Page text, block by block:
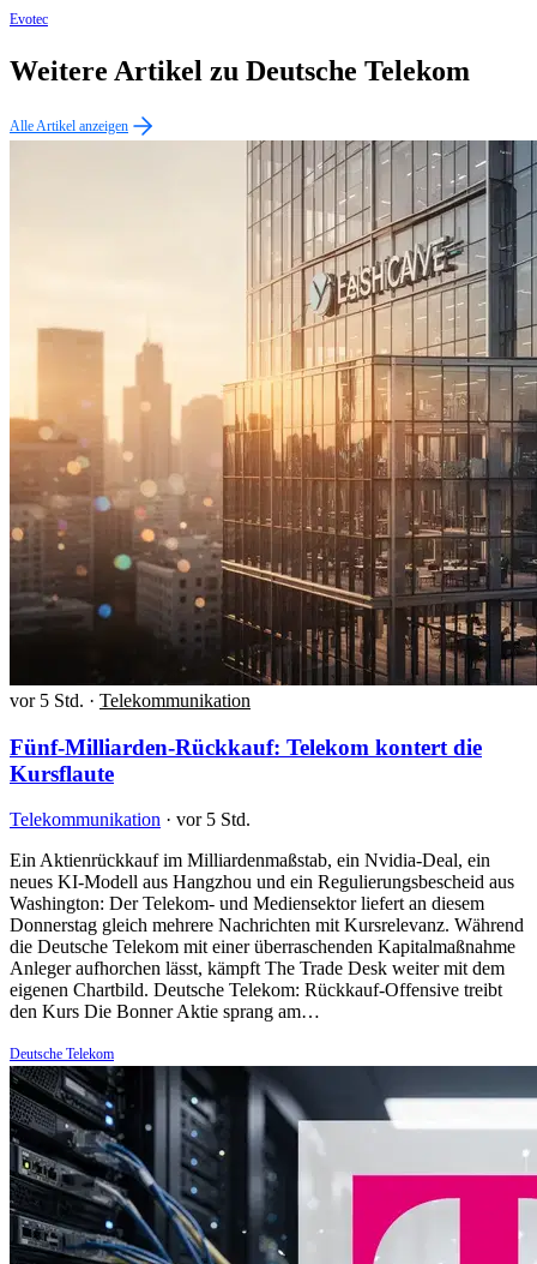
Evotec
Weitere Artikel zu Deutsche Telekom
Alle Artikel anzeigen
vor 5 Std. · Telekommunikation
Fünf-Milliarden-Rückkauf: Telekom kontert die
Kursflaute
Telekommunikation · vor 5 Std.
Ein Aktienrückkauf im Milliardenmaßstab, ein Nvidia-Deal, ein
neues KI-Modell aus Hangzhou und ein Regulierungsbescheid aus
Washington: Der Telekom- und Mediensektor liefert an diesem
Donnerstag gleich mehrere Nachrichten mit Kursrelevanz. Während
die Deutsche Telekom mit einer überraschenden Kapitalmaßnahme
Anleger aufhorchen lässt, kämpft The Trade Desk weiter mit dem
eigenen Chartbild. Deutsche Telekom: Rückkauf-Offensive treibt
den Kurs Die Bonner Aktie sprang am…
Deutsche Telekom